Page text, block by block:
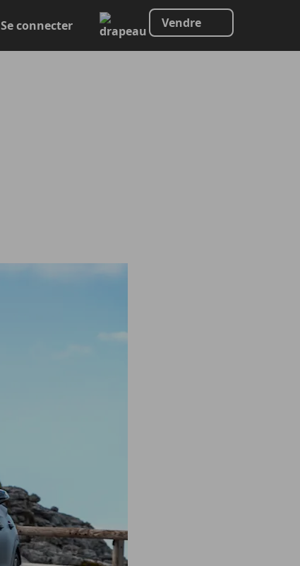
Se connecter Vendre